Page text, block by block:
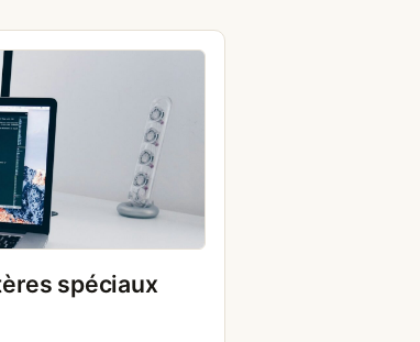
spéciaux